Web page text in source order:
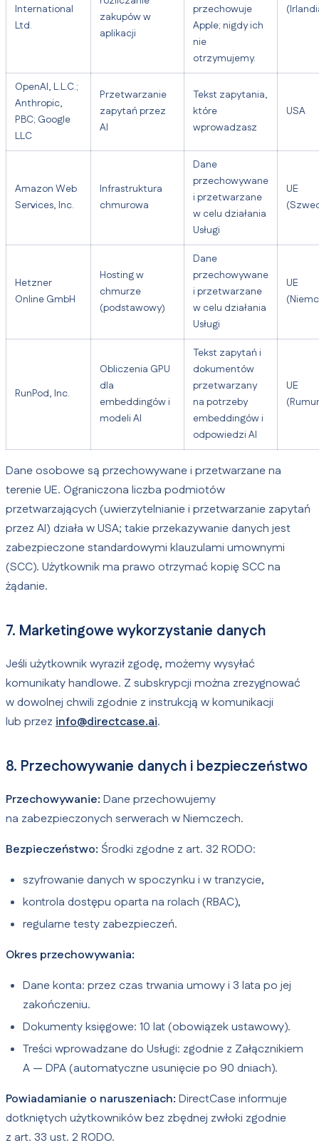
International
Ltd.
zakupów w
aplikacji
przechowuje
Apple; nigdy ich
nie
otrzymujemy.
OpenAI, L.L.C.;
Anthropic,
PBC; Google
LLC
Przetwarzanie
zapytań przez
AI
Tekst zapytania,
które
wprowadzasz
USA
Amazon Web
Services, Inc.
Infrastruktura
chmurowa
Dane
przechowywane
i przetwarzane
w celu działania
Usługi
UE
Hetzner
Online GmbH
Hosting w
chmurze
(podstawowy)
Dane
przechowywane
i przetwarzane
w celu działania
Usługi
UE
RunPod, Inc.
Obliczenia GPU
dla
embeddingów i
modeli AI
Tekst zapytań i
dokumentów
przetwarzany
na potrzeby
embeddingów i
odpowiedzi AI
UE
Dane osobowe są przechowywane i przetwarzane na
terenie UE. Ograniczona liczba podmiotów
przetwarzających (uwierzytelnianie i przetwarzanie zapytań
przez AI) działa w USA; takie przekazywanie danych jest
zabezpieczone standardowymi klauzulami umownymi
(SCC). Użytkownik ma prawo otrzymać kopię SCC na
żądanie.
7. Marketingowe wykorzystanie danych
Jeśli użytkownik wyraził zgodę, możemy wysyłać
komunikaty handlowe. Z subskrypcji można zrezygnować
w dowolnej chwili zgodnie z instrukcją w komunikacji
lub przez info@directcase.ai.
8. Przechowywanie danych i bezpieczeństwo
Przechowywanie: Dane przechowujemy
na zabezpieczonych serwerach w Niemczech.
Bezpieczeństwo: Środki zgodne z art. 32 RODO:
szyfrowanie danych w spoczynku i w tranzycie,
kontrola dostępu oparta na rolach (RBAC),
regularne testy zabezpieczeń.
Okres przechowywania:
Dane konta: przez czas trwania umowy i 3 lata po jej
zakończeniu.
Dokumenty księgowe: 10 lat (obowiązek ustawowy).
Treści wprowadzane do Usługi: zgodnie z Załącznikiem
A — DPA (automatyczne usunięcie po 90 dniach).
Powiadamianie o naruszeniach: DirectCase informuje
dotkniętych użytkowników bez zbędnej zwłoki zgodnie
z art. 33 ust. 2 RODO.